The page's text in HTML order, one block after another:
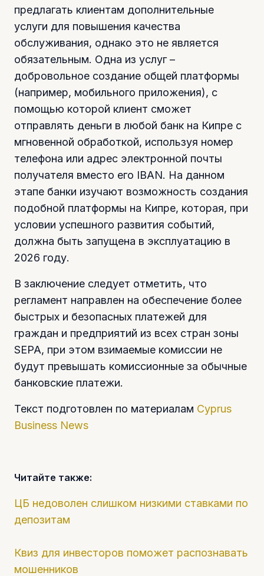
предлагать клиентам дополнительные
услуги для повышения качества
обслуживания, однако это не является
обязательным. Одна из услуг –
добровольное создание общей платформы
(например, мобильного приложения), с
помощью которой клиент сможет
отправлять деньги в любой банк на Кипре с
мгновенной обработкой, используя номер
телефона или адрес электронной почты
получателя вместо его IBAN. На данном
этапе банки изучают возможность создания
подобной платформы на Кипре, которая, при
условии успешного развития событий,
должна быть запущена в эксплуатацию в
2026 году.
В заключение следует отметить, что
регламент направлен на обеспечение более
быстрых и безопасных платежей для
граждан и предприятий из всех стран зоны
SEPA, при этом взимаемые комиссии не
будут превышать комиссионные за обычные
банковские платежи.
Текст подготовлен по материалам Cyprus
Business News
Читайте также:
ЦБ недоволен слишком низкими ставками по
депозитам
Квиз для инвесторов поможет распознавать
мошенников